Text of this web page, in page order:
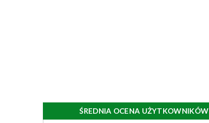
ŚREDNIA OCENA UŻYTKOWNIKÓW